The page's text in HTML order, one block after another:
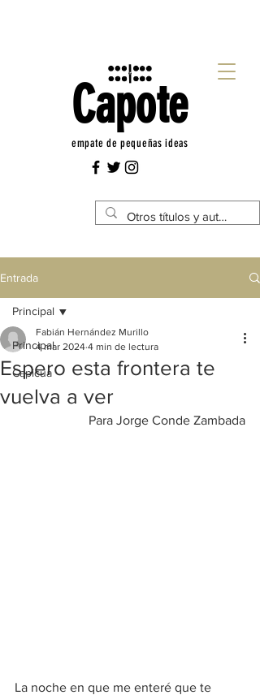
Capote
empate de pequeñas ideas
Entrada
Principal
Capicúa
Principal
Espero esta frontera te
vuelva a ver
Fabián Hernández Murillo
4 mar 2024 4 min de lectura
Para Jorge Conde Zambada
La noche en que me enteré que te